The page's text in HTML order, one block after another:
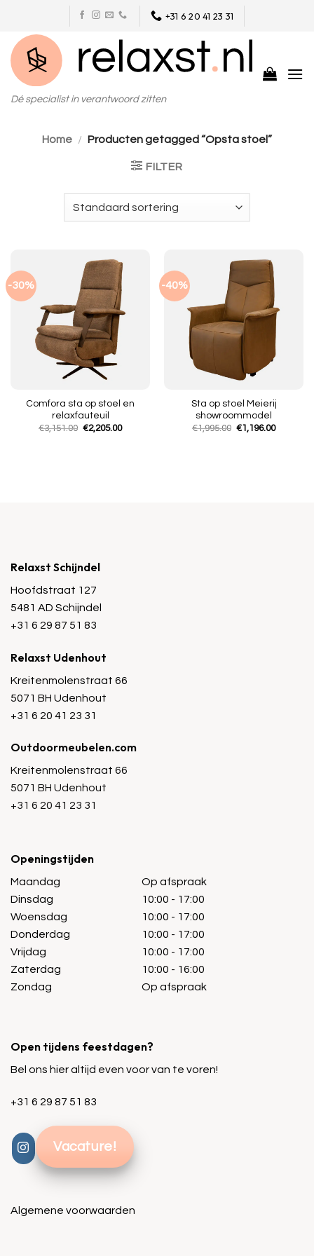
content
+31 6 20 41 23 31
Dé specialist in verantwoord zitten
Home / Producten getagged “Opsta stoel”
FILTER
-30%
Comfora sta op stoel en
relaxfauteuil
€3,151.00 Oorspronkelijke
€2,205.00Huidige
-40%
Sta op stoel Meierij
showroommodel
€1,995.00 Oorspronkelijke
€1,196.00Huidige
Relaxst Schijndel
Hoofdstraat 127
5481 AD Schijndel
+31 6 29 87 51 83
Relaxst Udenhout
Kreitenmolenstraat 66
5071 BH Udenhout
+31 6 20 41 23 31
Outdoormeubelen.com
Kreitenmolenstraat 66
5071 BH Udenhout
+31 6 20 41 23 31
Openingstijden
Maandag
Dinsdag
Woensdag
Donderdag
Vrijdag
Zaterdag
Zondag
Op afspraak
10:00 - 17:00
10:00 - 17:00
10:00 - 17:00
10:00 - 17:00
10:00 - 16:00
Op afspraak
Open tijdens feestdagen?
Bel ons hier altijd even voor van te voren!
+31 6 29 87 51 83
Vacature!
Algemene voorwaarden